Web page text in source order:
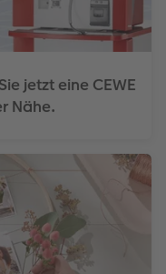
jetzt eine CEWE
Nähe.